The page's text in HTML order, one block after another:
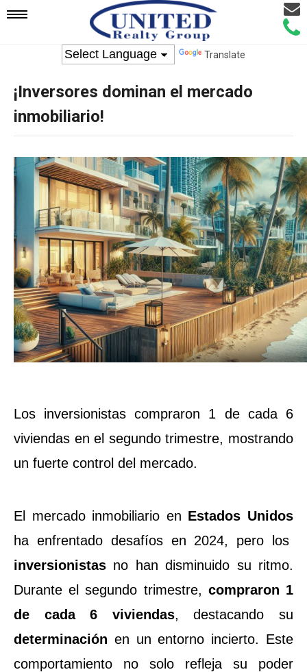
Mobile
Menu
Call
Email
Translate
¡Inversores dominan el mercado
inmobiliario!
Los inversionistas compraron 1 de cada 6
viviendas en el segundo trimestre, mostrando
un fuerte control del mercado.
El mercado inmobiliario en Estados Unidos
ha enfrentado desafíos en 2024, pero los
inversionistas no han disminuido su ritmo.
Durante el segundo trimestre, compraron 1
de cada 6 viviendas, destacando su
determinación en un entorno incierto. Este
comportamiento no solo refleja su poder